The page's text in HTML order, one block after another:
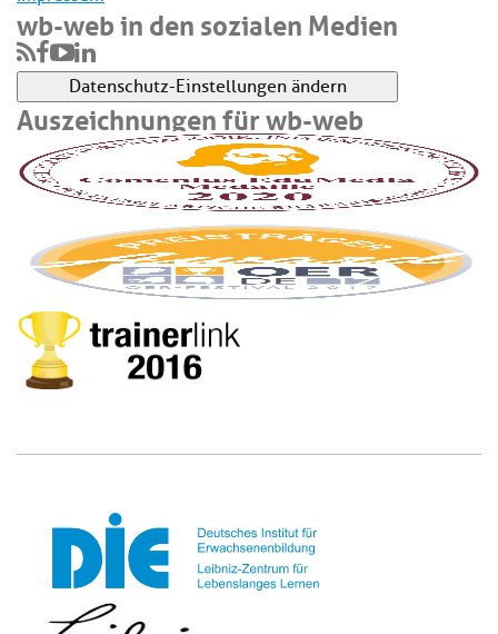
wb-web in den sozialen Medien
Datenschutz-Einstellungen ändern
Auszeichnungen für wb-web